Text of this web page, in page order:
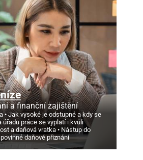
a finanční zajištění
Jak vysoké je odstupné a kdy se
úřadu práce se vyplatí i kvůli
a daňová vratka
Nástup do
daňové přiznání